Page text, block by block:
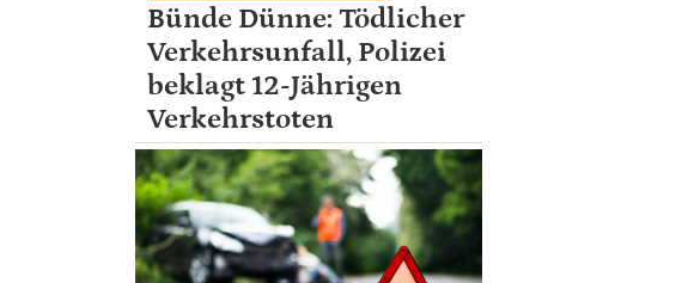
Bünde Dünne: Tödlicher
Verkehrsunfall, Polizei
beklagt 12-Jährigen
Verkehrstoten